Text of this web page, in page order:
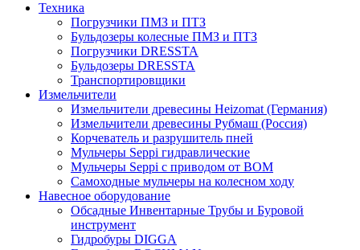
Техника
Погрузчики ПМЗ и ПТЗ
Бульдозеры колесные ПМЗ и ПТЗ
Погрузчики DRESSTA
Бульдозеры DRESSTA
Транспортировщики
Измельчители
Измельчители древесины Heizomat (Германия)
Измельчители древесины Рубмаш (Россия)
Корчеватель и разрушитель пней
Мульчеры Seppi гидравлические
Мульчеры Seppi с приводом от ВОМ
Самоходные мульчеры на колесном ходу
Навесное оборудование
Обсадные Инвентарные Трубы и Буровой
инструмент
Гидробуры DIGGA